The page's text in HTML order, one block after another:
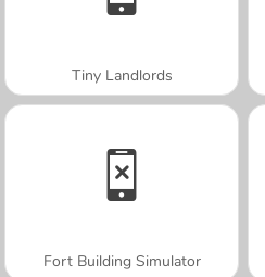
Tiny Landlords
Fort Building Simulator